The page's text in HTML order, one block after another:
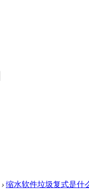
› 缩水软件垃圾复式是什